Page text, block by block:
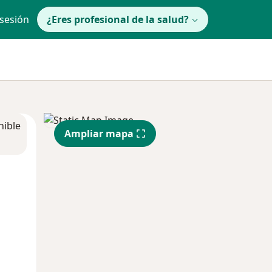
¿Eres profesional de la salud?
Ampliar mapa